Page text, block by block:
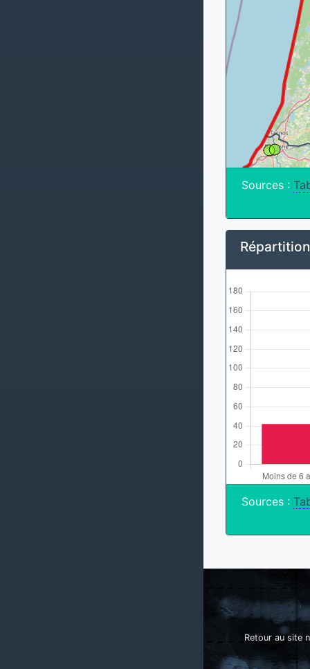
Sources :
Sources :
Retour au site